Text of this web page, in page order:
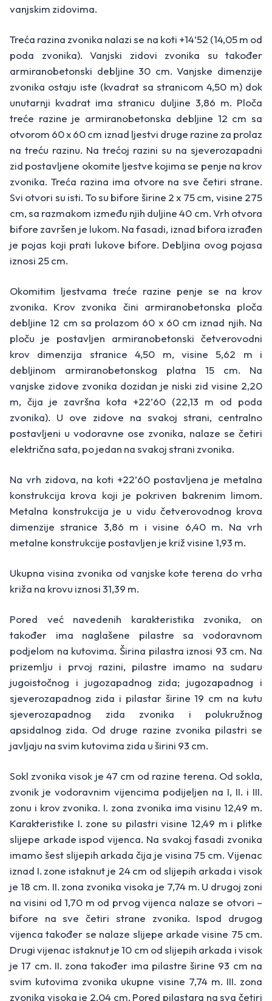
vanjskim zidovima.
Treća razina zvonika nalazi se na koti +14’52 (14,05 m od
poda zvonika). Vanjski zidovi zvonika su također
armiranobetonski debljine 30 cm. Vanjske dimenzije
zvonika ostaju iste (kvadrat sa stranicom 4,50 m) dok
unutarnji kvadrat ima stranicu duljine 3,86 m. Ploča
treće razine je armiranobetonska debljine 12 cm sa
otvorom 60 x 60 cm iznad ljestvi druge razine za prolaz
na treću razinu. Na trećoj razini su na sjeverozapadni
zid postavljene okomite ljestve kojima se penje na krov
zvonika. Treća razina ima otvore na sve četiri strane.
Svi otvori su isti. To su bifore širine 2 x 75 cm, visine 275
cm, sa razmakom između njih duljine 40 cm. Vrh otvora
bifore završen je lukom. Na fasadi, iznad bifora izrađen
je pojas koji prati lukove bifore. Debljina ovog pojasa
iznosi 25 cm.
Okomitim ljestvama treće razine penje se na krov
zvonika. Krov zvonika čini armiranobetonska ploča
debljine 12 cm sa prolazom 60 x 60 cm iznad njih. Na
ploču je postavljen armiranobetonski četverovodni
krov dimenzija stranice 4,50 m, visine 5,62 m i
debljinom armiranobetonskog platna 15 cm. Na
vanjske zidove zvonika dozidan je niski zid visine 2,20
m, čija je završna kota +22’60 (22,13 m od poda
zvonika). U ove zidove na svakoj strani, centralno
postavljeni u vodoravne ose zvonika, nalaze se četiri
električna sata, po jedan na svakoj strani zvonika.
Na vrh zidova, na koti +22’60 postavljena je metalna
konstrukcija krova koji je pokriven bakrenim limom.
Metalna konstrukcija je u vidu četverovodnog krova
dimenzije stranice 3,86 m i visine 6,40 m. Na vrh
metalne konstrukcije postavljen je križ visine 1,93 m.
Ukupna visina zvonika od vanjske kote terena do vrha
križa na krovu iznosi 31,39 m.
Pored već navedenih karakteristika zvonika, on
također ima naglašene pilastre sa vodoravnom
podjelom na kutovima. Širina pilastra iznosi 93 cm. Na
prizemlju i prvoj razini, pilastre imamo na sudaru
jugoistočnog i jugozapadnog zida; jugozapadnog i
sjeverozapadnog zida i pilastar širine 19 cm na kutu
sjeverozapadnog zida zvonika i polukružnog
apsidalnog zida. Od druge razine zvonika pilastri se
javljaju na svim kutovima zida u širini 93 cm.
Sokl zvonika visok je 47 cm od razine terena. Od sokla,
zvonik je vodoravnim vijencima podijeljen na I, II. i III.
zonu i krov zvonika. I. zona zvonika ima visinu 12,49 m.
Karakteristike I. zone su pilastri visine 12,49 m i plitke
slijepe arkade ispod vijenca. Na svakoj fasadi zvonika
imamo šest slijepih arkada čija je visina 75 cm. Vijenac
iznad I. zone istaknut je 24 cm od slijepih arkada i visok
je 18 cm. II. zona zvonika visoka je 7,74 m. U drugoj zoni
na visini od 1,70 m od prvog vijenca nalaze se otvori –
bifore na sve četiri strane zvonika. Ispod drugog
vijenca također se nalaze slijepe arkade visine 75 cm.
Drugi vijenac istaknut je 10 cm od slijepih arkada i visok
je 17 cm. II. zona također ima pilastre širine 93 cm na
svim kutovima zvonika ukupne visine 7,74 m. III. zona
zvonika visoka je 2,04 cm. Pored pilastara na sva četiri